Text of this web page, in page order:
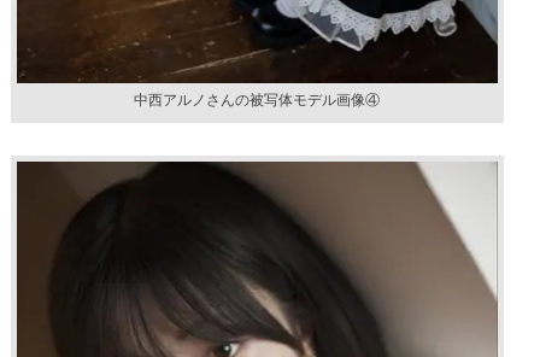
中西アルノさんの被写体モデル画像④